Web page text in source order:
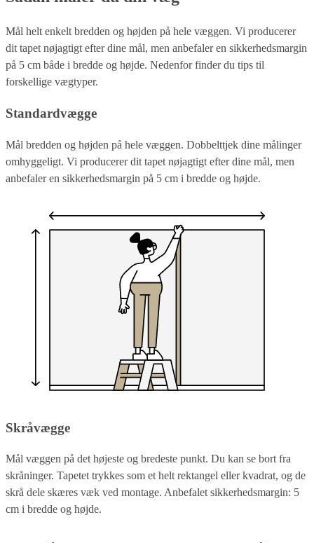
Mål helt enkelt bredden og højden på hele væggen. Vi producerer
dit tapet nøjagtigt efter dine mål, men anbefaler en sikkerhedsmargin
på 5 cm både i bredde og højde. Nedenfor finder du tips til
forskellige vægtyper.
Standardvægge
Mål bredden og højden på hele væggen. Dobbelttjek dine målinger
omhyggeligt. Vi producerer dit tapet nøjagtigt efter dine mål, men
anbefaler en sikkerhedsmargin på 5 cm i bredde og højde.
Skråvægge
Mål væggen på det højeste og bredeste punkt. Du kan se bort fra
skråninger. Tapetet trykkes som et helt rektangel eller kvadrat, og de
skrå dele skæres væk ved montage. Anbefalet sikkerhedsmargin: 5
cm i bredde og højde.